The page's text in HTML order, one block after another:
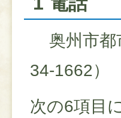
奥州市都
34-1662）
次の6項目